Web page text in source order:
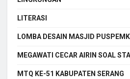
LITERASI
LOMBA DESAIN MASJID
MEGAWATI CECAR AIRIN SOAL
MTQ KE-51 KABUPATEN SERANG